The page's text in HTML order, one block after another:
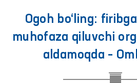
Ogoh bo‘ling:
muhofaza qiluvchi
aldamoqda –